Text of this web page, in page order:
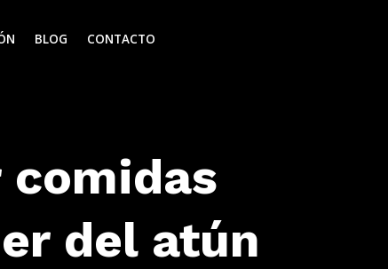
BLOG CONTACTO
del atún